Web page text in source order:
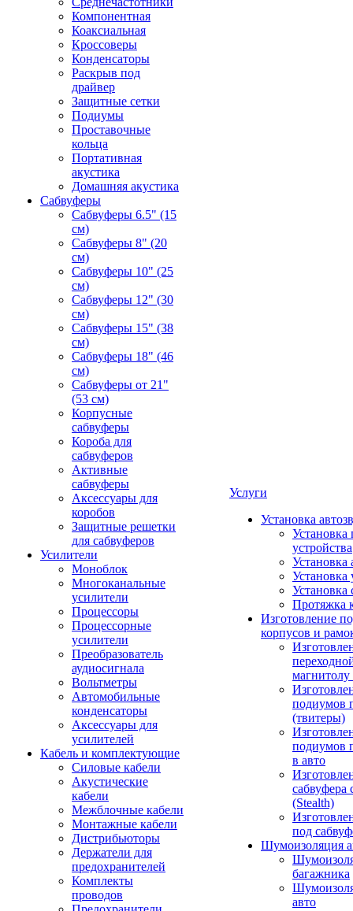
Компонентная
Коаксиальная
Кроссоверы
Конденсаторы
Раскрыв под
драйвер
Защитные сетки
Подиумы
Проставочные
кольца
Портативная
акустика
Домашняя акустика
Сабвуферы
Сабвуферы 6.5" (15
см)
Сабвуферы 8" (20
см)
Сабвуферы 10" (25
см)
Сабвуферы 12" (30
см)
Сабвуферы 15" (38
см)
Сабвуферы 18" (46
см)
Сабвуферы от 21"
(53 см)
Корпусные
сабвуферы
Короба для
сабвуферов
Активные
сабвуферы
Аксессуары для
коробов
Защитные решетки
для сабвуферов
Усилители
Моноблок
Многоканальные
усилители
Процессоры
Процессорные
усилители
Преобразователь
аудиосигнала
Вольтметры
Автомобильные
конденсаторы
Аксессуары для
усилителей
Кабель и комплектующие
Силовые кабели
Акустические
кабели
Межблочные кабели
Монтажные кабели
Дистрибьюторы
Держатели для
предохранителей
Комплекты
проводов
Услуги
Установка
Установка
устройства
Установка
Установка
Установка
Протяжка
Изготовление
корпусов и
подиумов
(твитеры)
подиумов
в авто
сабвуфера
(Stealth)
под
Шумоизоляция
багажника
авто